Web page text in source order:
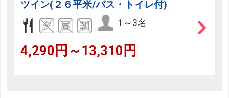
ツイン(２６平米/バス・トイレ付)
1～3名
4,290円～13,310円